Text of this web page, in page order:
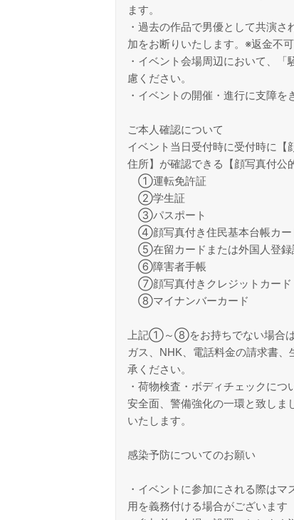
ます。
・過去の作品で男優として共演
加をお断りいたします。※返金不可
・イベント会場周辺において、
慮ください。
・イベントの開催・進行に支障
ご本人確認について
イベント当日受付時に受付時に【
住所】が確認できる【顔写真付公
①運転免許証
②学生証
③パスポート
④顔写真付き住民基本台帳カー
⑤在留カードまたは外国人登録
⑥障害者手帳
⑦顔写真付きクレジットカード
⑧マイナンバーカード
上記①～⑧をお持ちでない場合は
ガス、NHK、電話料金の請求書
承ください。
・荷物検査・ボディチェックにつ
安全面、警備強化の一環と致しま
いたします。
感染予防についてのお願い
・イベントに参加にされる際は
用を義務付ける場合がございます